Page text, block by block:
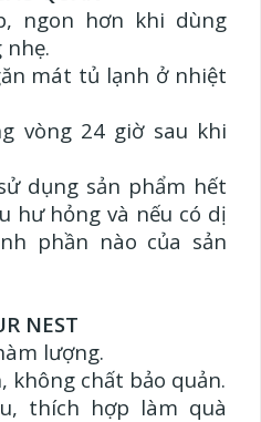
ngon hơn khi dùng
nhẹ.
mát tủ lạnh ở nhiệt
vòng 24 giờ sau khi
dụng sản phẩm hết
hư hỏng và nếu có dị
phần nào của sản
NEST
lượng.
không chất bảo quản.
thích hợp làm quà